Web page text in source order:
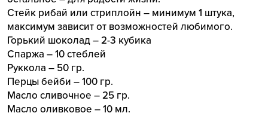
Стейк рибай или стриплойн – минимум 1 штука,
максимум зависит от возможностей любимого.
Горький шоколад – 2-3 кубика
Спаржа – 10 стеблей
Руккола – 50 гр.
Перцы бейби – 100 гр.
Масло сливочное – 25 гр.
Масло оливковое – 10 мл.